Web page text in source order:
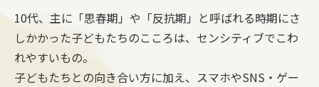
10代、主に「思春期」や「反抗期」と呼ばれる時期にさ
しかかった子どもたちのこころは、センシティブでこわ
れやすいもの。
子どもたちとの向き合い方に加え、スマホやSNS・ゲー